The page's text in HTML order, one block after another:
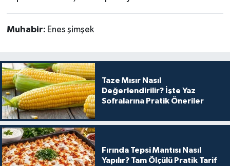
Muhabir: Enes şimşek
Taze Mısır Nasıl
Değerlendirilir? İşte Yaz
Sofralarına Pratik Öneriler
Fırında Tepsi Mantısı Nasıl
Yapılır? Tam Ölçülü Pratik Tarif